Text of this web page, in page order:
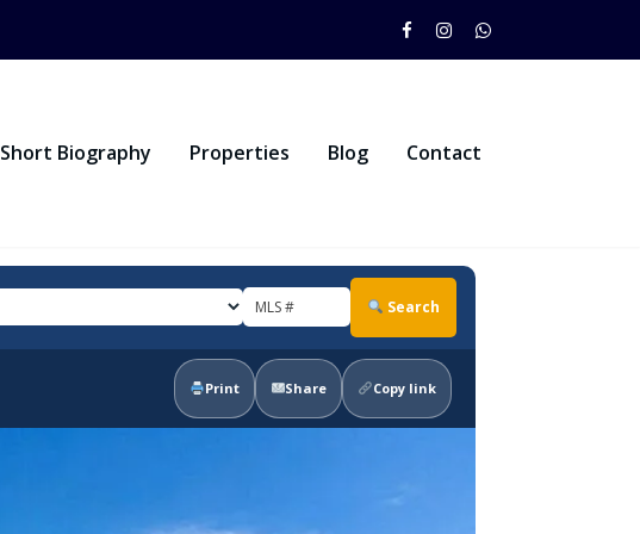
Short Biography Properties Blog Contact
Search
Print Share Copy link